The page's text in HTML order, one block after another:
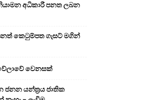
අධිකාරී පනත ලබන
කෙටුම්පත ගැසට් මගින්
වෙනසක්
යන්ත්‍රය ජාතික